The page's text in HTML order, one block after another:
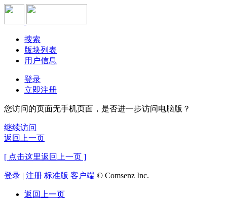
搜索
版块列表
用户信息
登录
立即注册
您访问的页面无手机页面，是否进一步访问电脑版？
继续访问
返回上一页
[ 点击这里返回上一页 ]
登录 | 注册 标准版 客户端 © Comsenz Inc.
返回上一页